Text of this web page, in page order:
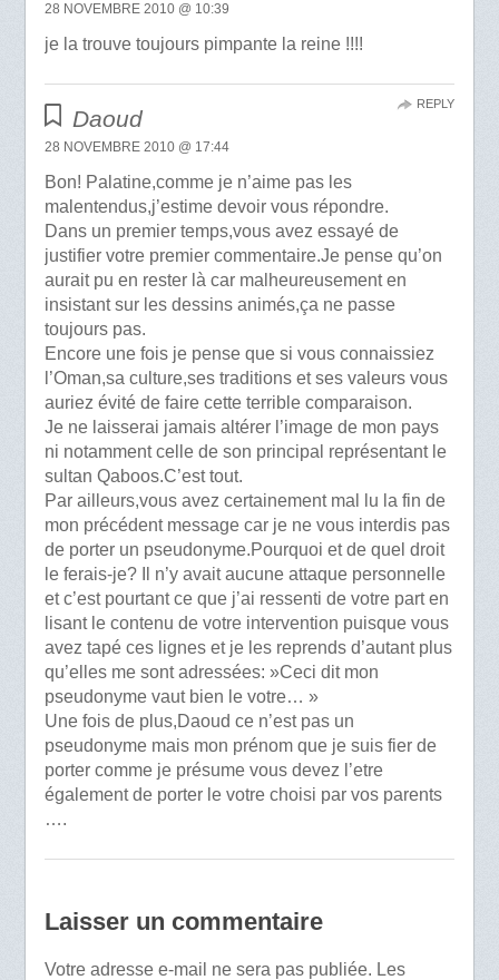
28 NOVEMBRE 2010 @ 10:39
je la trouve toujours pimpante la reine !!!!
Daoud
28 NOVEMBRE 2010 @ 17:44
Bon! Palatine,comme je n’aime pas les
malentendus,j’estime devoir vous répondre.
Dans un premier temps,vous avez essayé de
justifier votre premier commentaire.Je pense qu’on
aurait pu en rester là car malheureusement en
insistant sur les dessins animés,ça ne passe
toujours pas.
Encore une fois je pense que si vous connaissiez
l’Oman,sa culture,ses traditions et ses valeurs vous
auriez évité de faire cette terrible comparaison.
Je ne laisserai jamais altérer l’image de mon pays
ni notamment celle de son principal représentant le
sultan Qaboos.C’est tout.
Par ailleurs,vous avez certainement mal lu la fin de
mon précédent message car je ne vous interdis pas
de porter un pseudonyme.Pourquoi et de quel droit
le ferais-je? Il n’y avait aucune attaque personnelle
et c’est pourtant ce que j’ai ressenti de votre part en
lisant le contenu de votre intervention puisque vous
avez tapé ces lignes et je les reprends d’autant plus
qu’elles me sont adressées: »Ceci dit mon
pseudonyme vaut bien le votre… »
Une fois de plus,Daoud ce n’est pas un
pseudonyme mais mon prénom que je suis fier de
porter comme je présume vous devez l’etre
également de porter le votre choisi par vos parents
….
REPLY
Laisser un commentaire
Votre adresse e-mail ne sera pas publiée. Les